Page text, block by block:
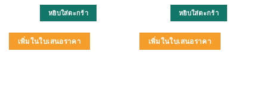
หยิบใส่ตะกร้า
เพิ่มในใบเสนอราคา
หยิบใส่ตะกร้า
เพิ่มในใบเสนอราคา